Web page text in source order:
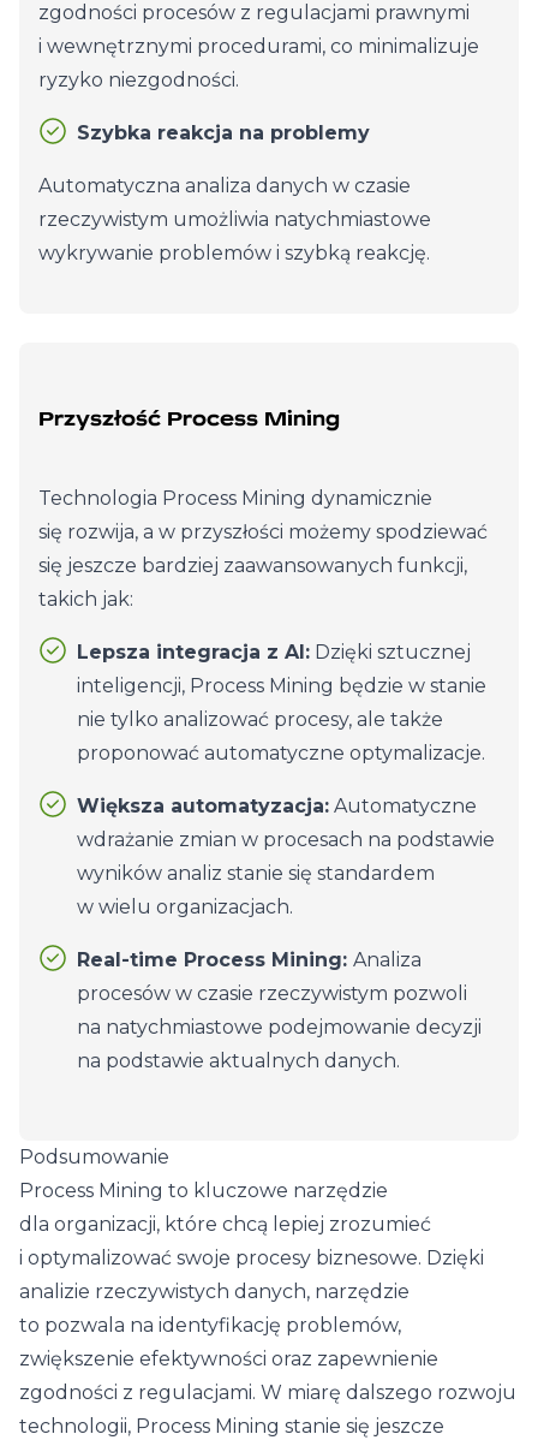
zgodności procesów z regulacjami prawnymi
i wewnętrznymi procedurami, co minimalizuje
ryzyko niezgodności.
Szybka reakcja na problemy
Automatyczna analiza danych w czasie
rzeczywistym umożliwia natychmiastowe
wykrywanie problemów i szybką reakcję.
Przyszłość Process Mining
Technologia Process Mining dynamicznie
się rozwija, a w przyszłości możemy spodziewać
się jeszcze bardziej zaawansowanych funkcji,
takich jak:
Lepsza integracja z AI: Dzięki sztucznej
inteligencji, Process Mining będzie w stanie
nie tylko analizować procesy, ale także
proponować automatyczne optymalizacje.
Większa automatyzacja: Automatyczne
wdrażanie zmian w procesach na podstawie
wyników analiz stanie się standardem
w wielu organizacjach.
Real-time Process Mining: Analiza
procesów w czasie rzeczywistym pozwoli
na natychmiastowe podejmowanie decyzji
na podstawie aktualnych danych.
Podsumowanie
Process Mining to kluczowe narzędzie
dla organizacji, które chcą lepiej zrozumieć
i optymalizować swoje procesy biznesowe. Dzięki
analizie rzeczywistych danych, narzędzie
to pozwala na identyfikację problemów,
zwiększenie efektywności oraz zapewnienie
zgodności z regulacjami. W miarę dalszego rozwoju
technologii, Process Mining stanie się jeszcze